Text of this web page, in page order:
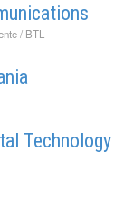
/ BTL
Technology